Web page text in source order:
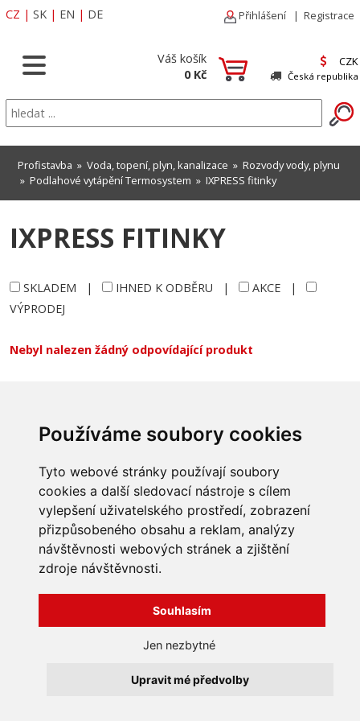
Používáme soubory cookies
Tyto webové stránky používají soubory
cookies a další sledovací nástroje s cílem
vylepšení uživatelského prostředí, zobrazení
přizpůsobeného obsahu a reklam, analýzy
návštěvnosti webových stránek a zjištění
zdroje návštěvnosti.
Souhlasím
Jen nezbytné
Upravit mé předvolby
CZ | SK | EN | DE Přihlášení | Registrace
Váš košík
0 Kč
CZK
Česká republika
Profistavba » Voda, topení, plyn, kanalizace » Rozvody vody, plynu
» Podlahové vytápění Termosystem » IXPRESS fitinky
IXPRESS FITINKY
SKLADEM | IHNED K ODBĚRU | AKCE |
VÝPRODEJ
Nebyl nalezen žádný odpovídající produkt
INFORMACE
Zpracování a ochrana
osobních údajů
Jak nakupovat
O nás
Kontakt
Reklamace, odstoupení od
smlouvy
Všechna práva vyhrazena
Bravura s.r.o. © 2026
profesionální webové stránky: triangl web